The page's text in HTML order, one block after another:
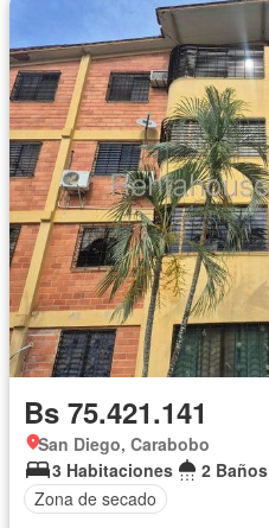
Bs 75.421.141
San Diego, Carabobo
3 Habitaciones
2 Baños
Zona de secado